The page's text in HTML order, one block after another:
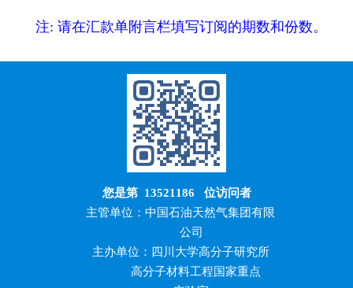
注: 请在汇款单附言栏填写订阅的期数和份数。
您是第 13521186 位访问者
主管单位：中国石油天然气集团有限
公司
主办单位：四川大学高分子研究所
高分子材料工程国家重点